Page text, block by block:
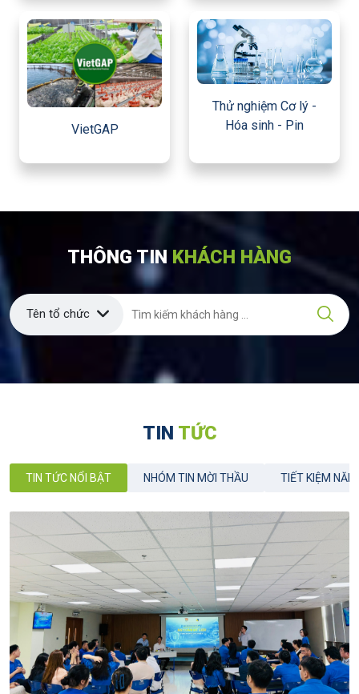
VietGAP
Thử nghiệm Cơ lý -
Hóa sinh - Pin
THÔNG TIN KHÁCH HÀNG
Tên tổ chức
TIN TỨC
TIN TỨC NỔI BẬT NHÓM TIN MỜI THẦU TIẾT KIỆM